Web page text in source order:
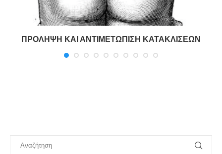
ΠΡΟΛΗΨΗ ΚΑΙ ΑΝΤΙΜΕΤΩΠΙΣΗ ΚΑΤΑΚΛΙΣΕΩΝ